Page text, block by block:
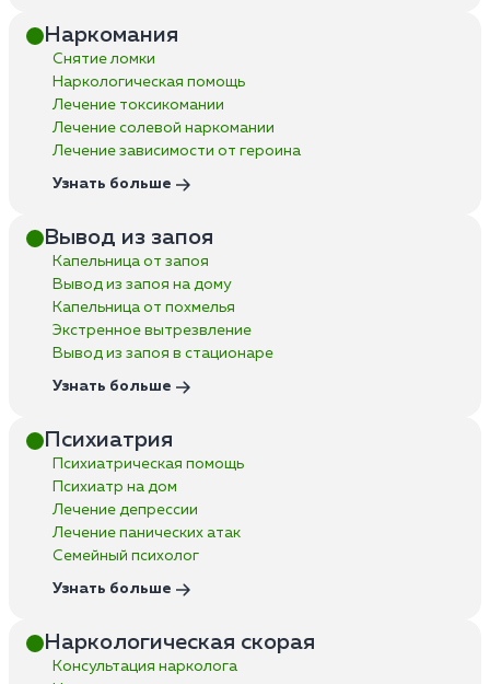
Наркомания
Снятие ломки
Наркологическая помощь
Лечение токсикомании
Лечение солевой наркомании
Лечение зависимости от героина
Узнать больше
Вывод из запоя
Капельница от запоя
Вывод из запоя на дому
Капельница от похмелья
Экстренное вытрезвление
Вывод из запоя в стационаре
Узнать больше
Психиатрия
Психиатрическая помощь
Психиатр на дом
Лечение депрессии
Лечение панических атак
Семейный психолог
Узнать больше
Наркологическая скорая
Консультация нарколога